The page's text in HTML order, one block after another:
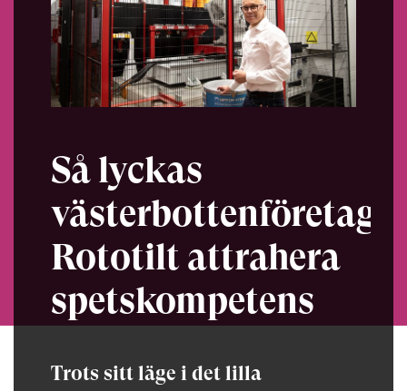
Så lyckas
västerbottenföretaget
Rototilt attrahera
spetskompetens
Trots sitt läge i det lilla